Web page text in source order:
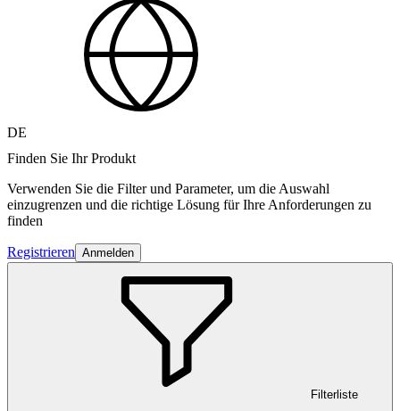
DE
Finden Sie Ihr Produkt
Verwenden Sie die Filter und Parameter, um die Auswahl
einzugrenzen und die richtige Lösung für Ihre Anforderungen zu
finden
Registrieren Anmelden
Filterliste